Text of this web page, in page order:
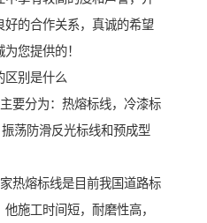
的合作关系，真诚的希望
您提供的！
区别是什么
要分为：热熔标线，冷漆标
荡防滑反光标线和预成型
热熔标线是目前我国道路标
施工时间短，耐磨性高，